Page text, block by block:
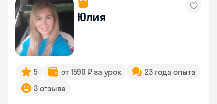
Юлия
5 от 1590 ₽ за урок
23 года опыта
3 отзыва